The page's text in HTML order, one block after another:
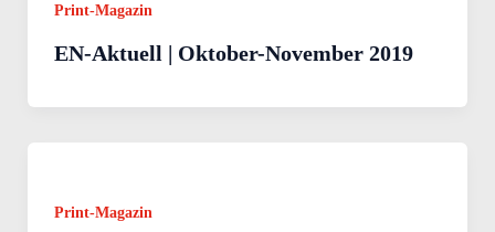
Print-Magazin
EN-Aktuell | Oktober-November 2019
Print-Magazin